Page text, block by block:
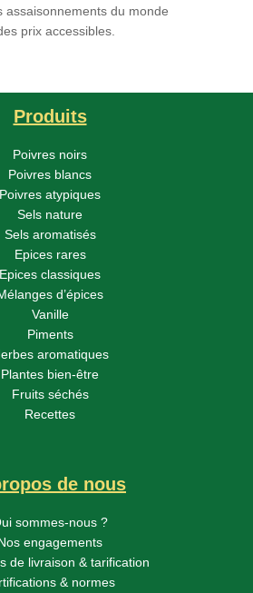
assaisonnements du monde
prix accessibles.
Produits
Poivres noirs
Poivres blancs
Poivres atypiques
Sels nature
Sels aromatisés
Epices rares
Epices classiques
d’épices
Vanille
Piments
aromatiques
Plantes bien-être
Fruits séchés
Recettes
de nous
sommes-nous ?
engagements
de livraison & tarification
& normes